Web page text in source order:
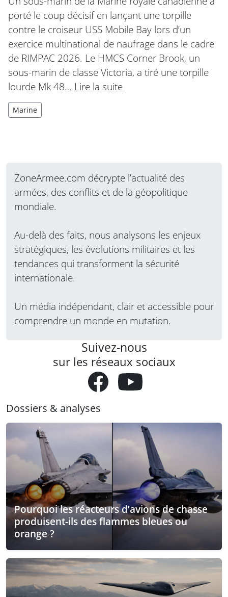
porté le coup décisif en lançant une torpille
contre le croiseur USS Mobile Bay lors d’un
exercice multinational de naufrage dans le cadre
de RIMPAC 2026. Le HMCS Corner Brook, un
sous-marin de classe Victoria, a tiré une torpille
lourde Mk 48… Lire la suite
Marine
ZoneArmee.com décrypte l’actualité des
armées, des conflits et de la géopolitique
mondiale.
Au-delà des faits, nous analysons les enjeux
stratégiques, les évolutions militaires et les
tendances qui transforment la sécurité
internationale.
Un média indépendant, clair et accessible pour
comprendre un monde en mutation.
Suivez-nous
sur les réseaux sociaux
Dossiers & analyses
Pourquoi les réacteurs d’avions de chasse
produisent-ils des flammes bleues ou
orange ?